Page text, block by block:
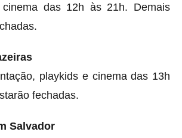
das 12h às 21h. Demais
playkids e cinema das 13h
fechadas.
Salvador